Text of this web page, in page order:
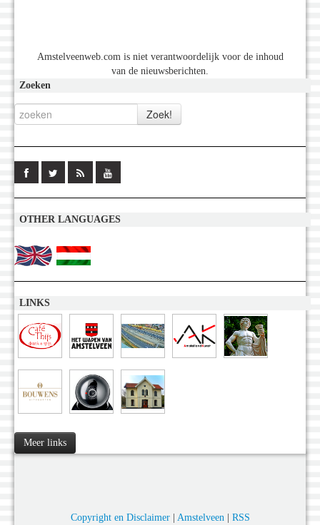
Amstelveenweb.com is niet verantwoordelijk voor de inhoud
van de nieuwsberichten.
Zoeken
OTHER LANGUAGES
LINKS
Meer links
Copyright en Disclaimer| Amstelveen
RSS